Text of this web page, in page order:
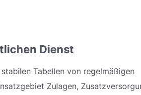
Dienst
Tabellen von regelmäßigen
Zulagen,